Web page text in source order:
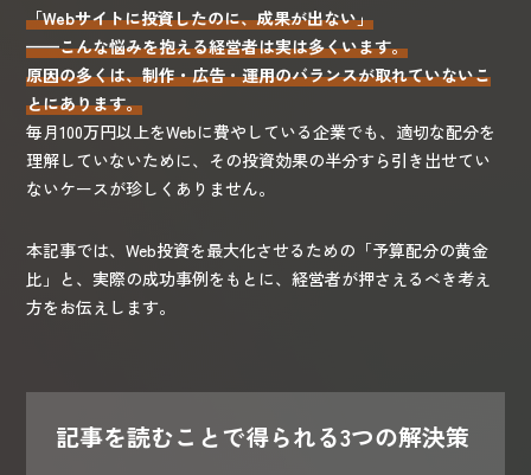
「Webサイトに投資したのに、成果が出ない」
——こんな悩みを抱える経営者は実は多くいます。
原因の多くは、制作・広告・運用のバランスが取れていないこ
とにあります。
毎月100万円以上をWebに費やしている企業でも、適切な配分を
理解していないために、その投資効果の半分すら引き出せてい
ないケースが珍しくありません。
本記事では、Web投資を最大化させるための「予算配分の黄金
比」と、実際の成功事例をもとに、経営者が押さえるべき考え
方をお伝えします。
記事を読むことで得られる3つの解決策